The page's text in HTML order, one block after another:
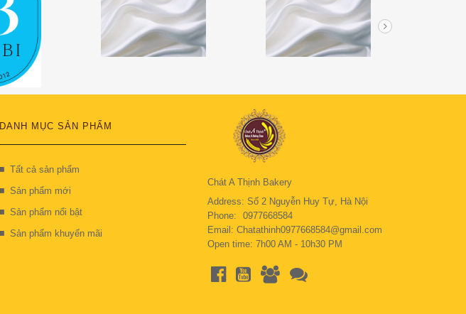
DANH MỤC SẢN PHẨM
Tất cả sản phẩm
Sản phẩm mới
Sản phẩm nổi bật
Sản phẩm khuyến mãi
Chát A Thịnh Bakery
Address: Số 2 Nguyễn Huy Tự, Hà Nội
Phone:
0977668584
Email: Chatathinh0977668584@gmail.com
Open time: 7h00 AM - 10h30 PM